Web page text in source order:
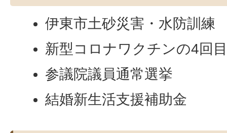
伊東市土砂災害・水防訓練
新型コロナワクチンの4回
参議院議員通常選挙
結婚新生活支援補助金